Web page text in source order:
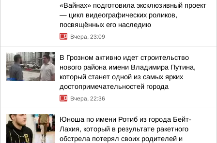
«Вайнах» подготовила эксклюзивный проект
— цикл видеографических роликов,
посвящённых его наследию
Вчера, 23:09
В Грозном активно идет строительство
нового района имени Владимира Путина,
который станет одной из самых ярких
достопримечательностей города
Вчера, 22:36
Юноша по имени Ротиб из города Бейт-
Лахия, который в результате ракетного
обстрела потерял своих родителей и